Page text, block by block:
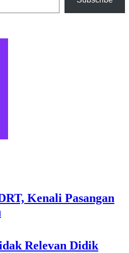
Kenali Pasangan
Relevan Didik